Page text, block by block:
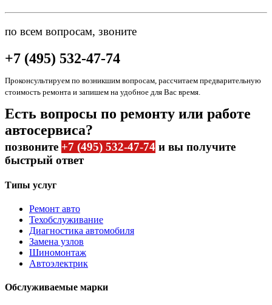
по всем вопросам, звоните
+7 (495) 532-47-74
Проконсультируем по возникшим вопросам, рассчитаем предварительную
стоимость ремонта и запишем на удобное для Вас время.
Есть вопросы по ремонту или работе
автосервиса?
позвоните +7 (495) 532-47-74 и вы получите
быстрый ответ
Типы услуг
Ремонт авто
Техобслуживание
Диагностика автомобиля
Замена узлов
Шиномонтаж
Автоэлектрик
Обслуживаемые марки